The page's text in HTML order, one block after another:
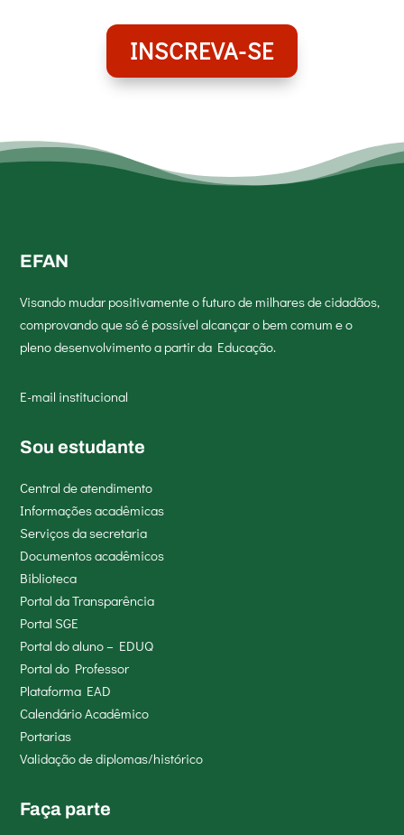
INSCREVA-SE
EFAN
Visando mudar positivamente o futuro de milhares de cidadãos,
comprovando que só é possível alcançar o bem comum e o
pleno desenvolvimento a partir da Educação.
E-mail institucional
Sou estudante
Central de atendimento
Informações acadêmicas
Serviços da secretaria
Documentos acadêmicos
Biblioteca
Portal da Transparência
Portal SGE
Portal do aluno – EDUQ
Portal do Professor
Plataforma EAD
Calendário Acadêmico
Portarias
Validação de diplomas/histórico
Faça parte